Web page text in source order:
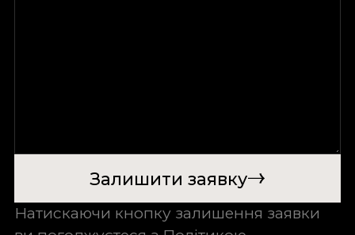
Залишити заявку
Натискаючи кнопку залишення заявки